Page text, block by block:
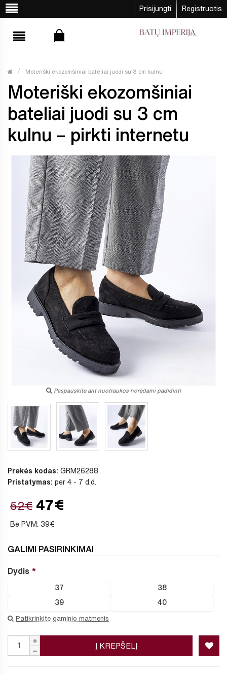
Prisijungti Registruotis
Moteriški ekozomšiniai bateliai juodi su 3 cm kulnu
Moteriški ekozomšiniai
bateliai juodi su 3 cm
kulnu – pirkti internetu
Paspauskite ant nuotraukos norėdami padidinti
Prekės kodas: GRM26288
Pristatymas: per 4 - 7 d.d.
52€ 47€
Be PVM: 39€
GALIMI PASIRINKIMAI
Dydis
37 38
39 40
Patikrinkite gaminio matmenis
Į KREPŠELĮ